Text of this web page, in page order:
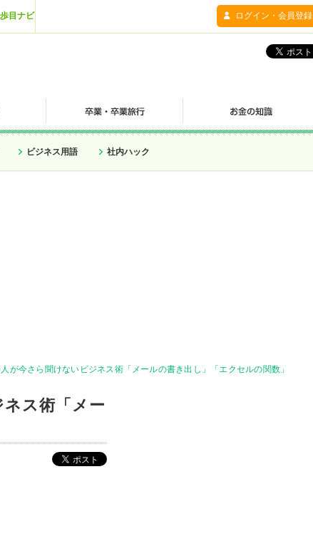
目ナビ ログイン・会員登録
ビジネス用語 社内ハック
が今さら聞けないビジネス術「メールの書き出し」「エクセルの関数」
ス術「メー